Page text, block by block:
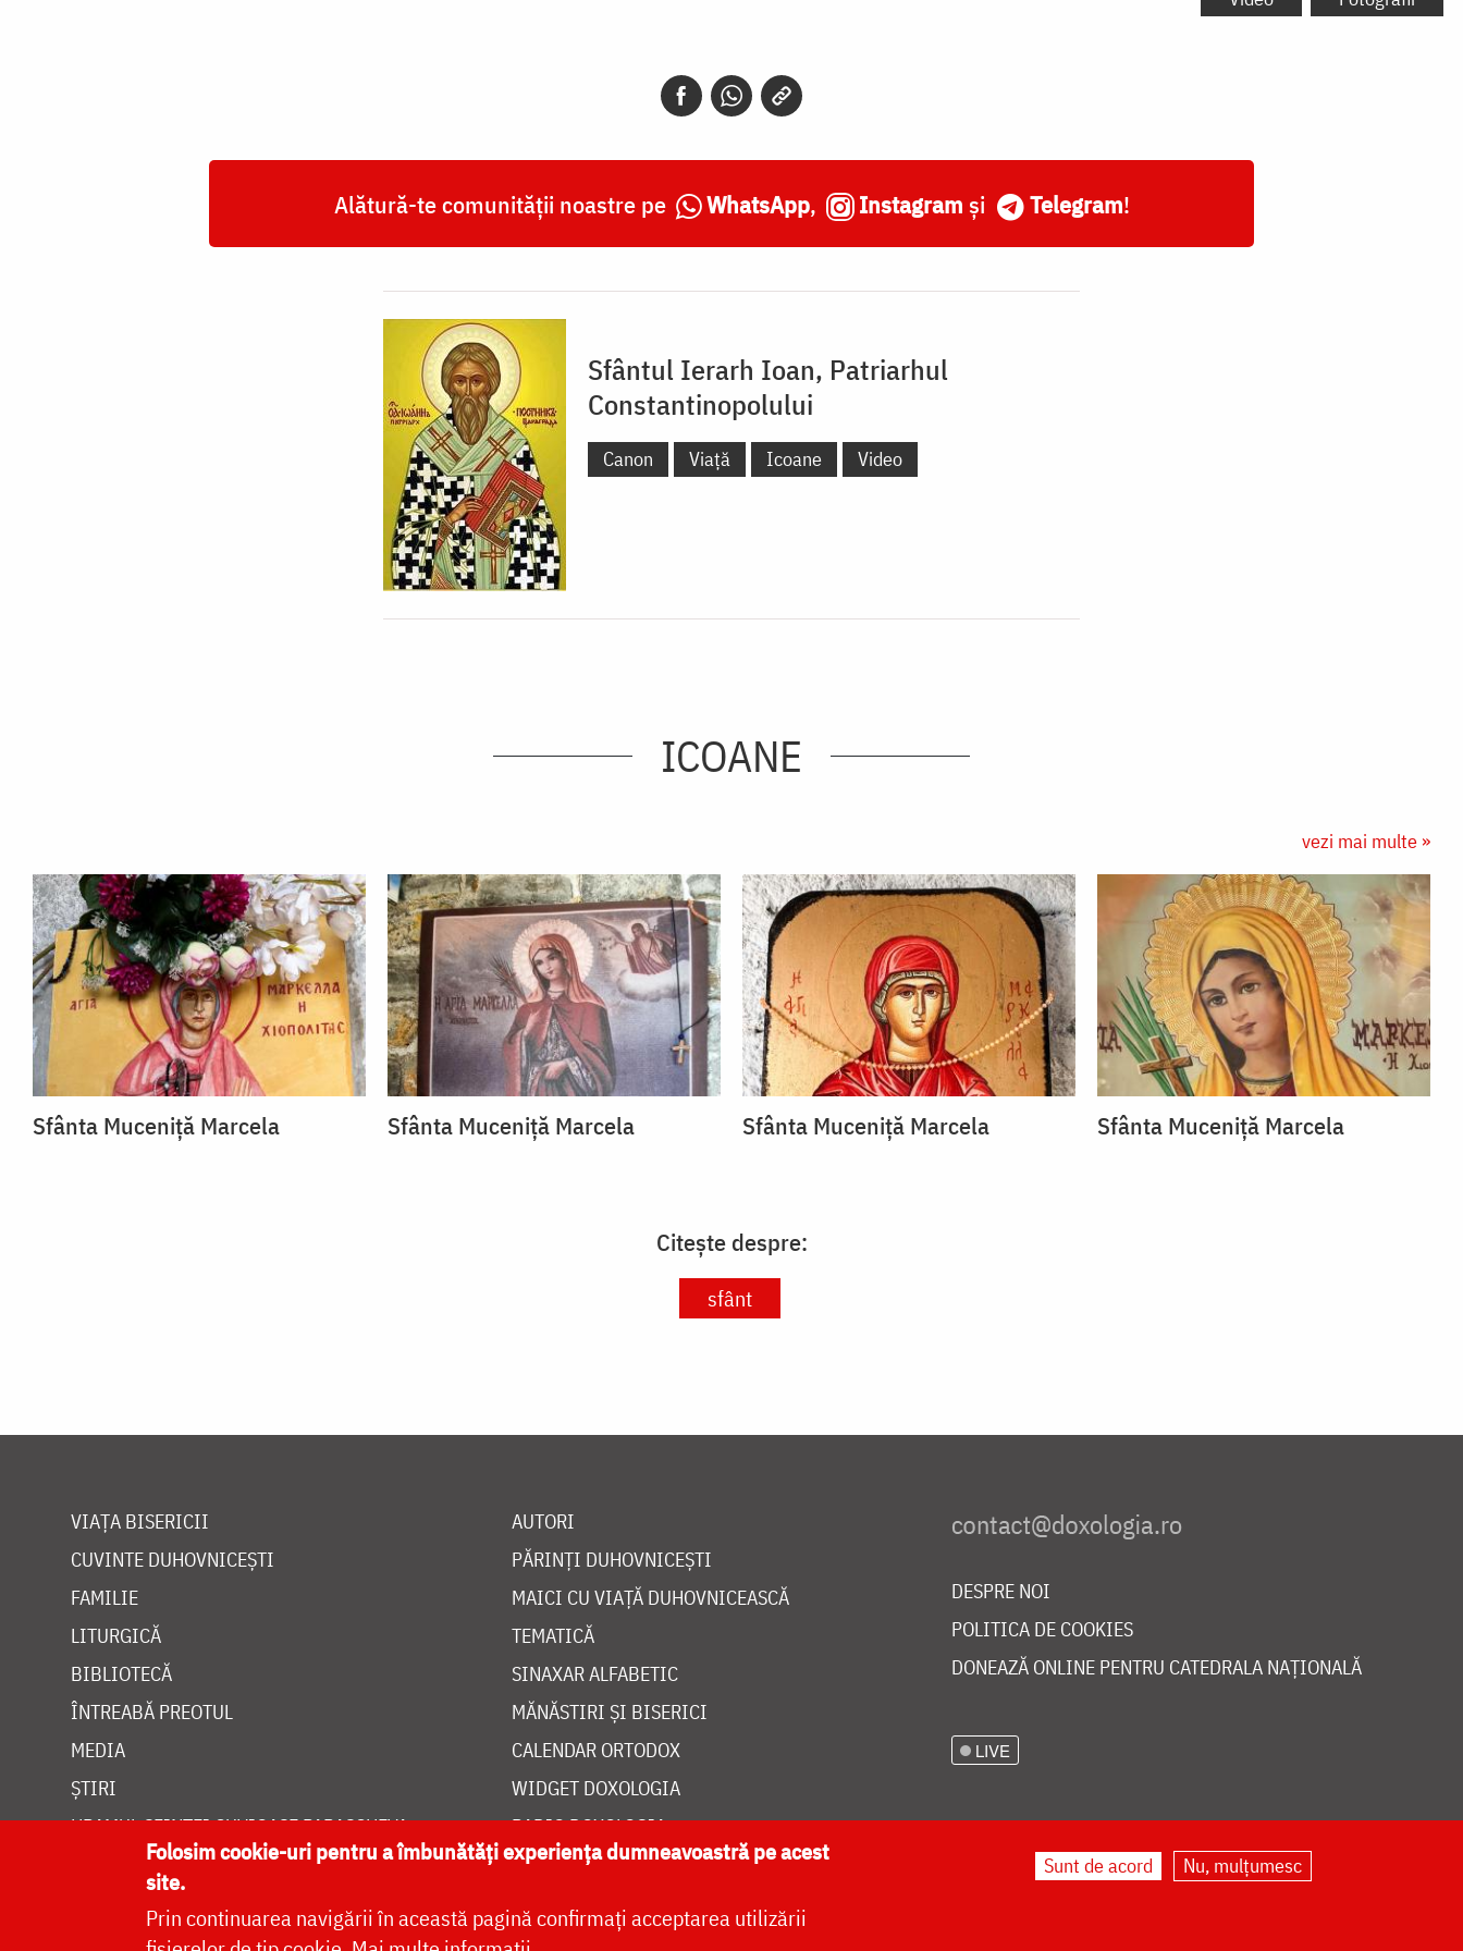
Alătură-te comunității noastre pe WhatsApp, Instagram și Telegram!
Sfântul Ierarh Ioan, Patriarhul
Constantinopolului
Canon Viață Icoane Video
ICOANE
vezi mai multe »
Sfânta Muceniță Marcela Sfânta Muceniță Marcela Sfânta Muceniță Marcela Sfânta Muceniță Marcela
Citește despre:
sfânt
VIAȚA BISERICII
CUVINTE DUHOVNICEȘTI
FAMILIE
LITURGICĂ
BIBLIOTECĂ
ÎNTREABĂ PREOTUL
MEDIA
ȘTIRI
HRAMUL SFINTEI CUVIOASE PARASCHEVA
AUTORI
PĂRINȚI DUHOVNICEȘTI
MAICI CU VIAȚĂ DUHOVNICEASCĂ
TEMATICĂ
SINAXAR ALFABETIC
MĂNĂSTIRI ȘI BISERICI
CALENDAR ORTODOX
WIDGET DOXOLOGIA
RADIO DOXOLOGIA
DESPRE NOI
POLITICA DE COOKIES
DONEAZĂ ONLINE PENTRU CATEDRALA NAȚIONALĂ
LIVE
Folosim cookie-uri pentru a îmbunătăți experiența dumneavoastră pe acest
site.
Prin continuarea navigării în această pagină confirmați acceptarea utilizării
Sunt de acord Nu, mulțumesc